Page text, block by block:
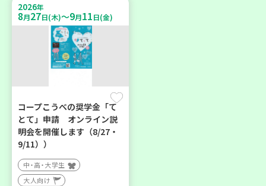
2026年
8月27日(木)～9月11日(金)
コープこうべの奨学金「て
とて」申請 オンライン説
明会を開催します（8/27・
9/11））
中・高・大学生
大人向け